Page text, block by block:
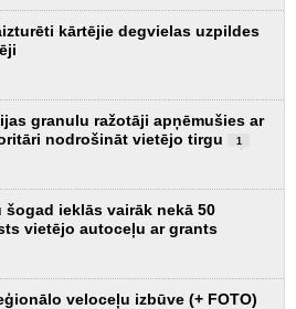
kārtējie degvielas uzpildes
granulu ražotāji apņēmušies ar
nodrošināt vietējo tirgu
1
šogad ieklās vairāk nekā 50
vietējo autoceļu ar grants
veloceļu izbūve (+ FOTO)